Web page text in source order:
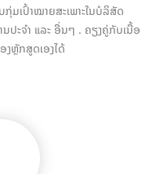
ເປົ້າໝາຍສະເພາະໃນບໍລິສັດ
ປະຈໍາ ແລະ ອື່ນໆ . ຄຽງຄູ່ກັບເນື້ອ
ງຫຼັກສູດເອງໄດ້